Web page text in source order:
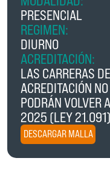
PRESENCIAL
REGIMEN:
DIURNO
ACREDITACIÓN:
LAS CARRERAS
ACREDITACIÓN
PODRÁN VOLVER
2025 (LEY 21.091)
DESCARGAR MALLA